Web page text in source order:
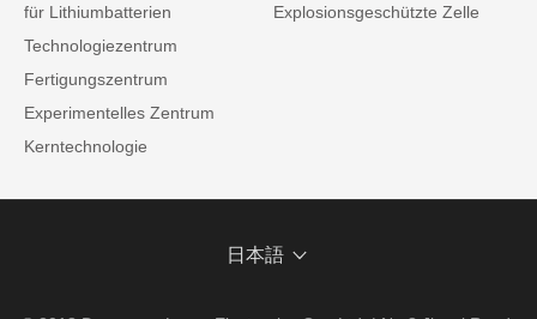
für Lithiumbatterien
Technologiezentrum
Fertigungszentrum
Experimentelles Zentrum
Kerntechnologie
Explosionsgeschützte Zelle
日本語